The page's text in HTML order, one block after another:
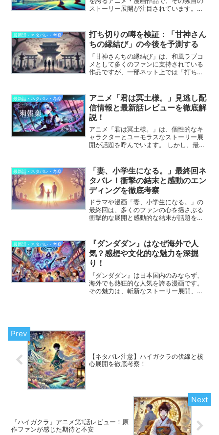
ストーリー展開が注目されています。特
す。この記事では、U-17 WORLD CUPの
最...
最新話・ネタバレ・考察
打ち切りの噂を検証：「甘神さん
ちの縁結び」の今後を予測する
「甘神さんちの縁結び」は、和風ラブコ
メとして多くのファンに支持されている
作品ですが、一部ネット上では「打ち切
ころや根拠を検証しつつ、現在の連載状
況と今後の展開について予...
最新話・ネタバレ・考察
アニメ「君は冥土様。」見逃し配
信情報と最新話レビューを徹底解
説！
アニメ「君は冥土様。」は、個性的なキ
ャラクターとユーモラスなストーリー展
開が話題を呼んでいます。 しかし、最新
ではないでしょうか。 この記事では、
「君は冥土様。」の見逃...
最新話・ネタバレ・考察
「妻、小学生になる。」最終回ネ
タバレ！衝撃の結末と感動のエン
ディングを徹底考察
ドラマや漫画「妻、小学生になる。」の
最終回は、多くのファンの心を揺さぶる
衝撃的な展開と感動的な結末が話題を呼
のような意味が込められているのでしょ
うか？この記事では、最終...
最新話・ネタバレ・考察
『ダンダダン』はなぜ海外で人
気？感想や文化的な魅力を深掘
り！
『ダンダダン』は日本国内のみならず、
海外でも熱狂的な人気を誇る漫画です。
その魅力は、斬新なストーリー展開、個
【ネタバレ注意】ハイガクラの伏線と核
心展開を徹底考察！
『ハイガクラ』アニメ第1話レビュー！原
作ファンが感じた期待と不安